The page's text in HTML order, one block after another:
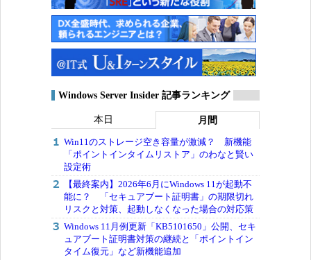
Windows Server Insider 記事ランキング
本日 月間
Win11のストレージ空き容量が激減？ 新機能
「ポイントインタイムリストア」のわなと賢い
設定術
【最終案内】2026年6月にWindows 11が起動不
能に？ 「セキュアブート証明書」の期限切れ
リスクと対策、起動しなくなった場合の対応策
Windows 11月例更新「KB5101650」公開、セキ
ュアブート証明書対策の継続と「ポイントイン
タイム復元」など新機能追加